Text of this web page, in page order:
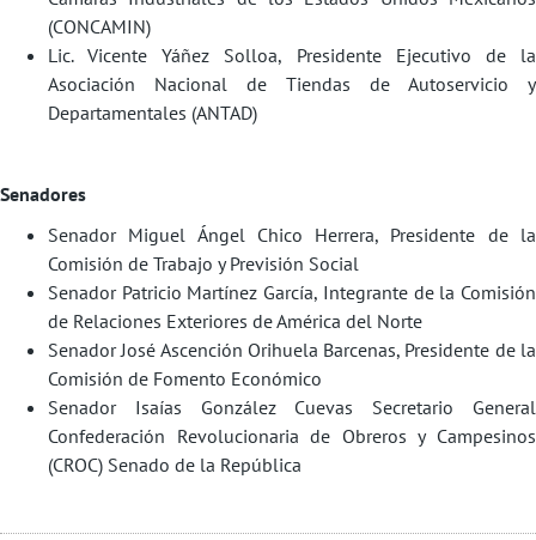
(CONCAMIN)
Lic. Vicente Yáñez Solloa, Presidente Ejecutivo de la
Asociación Nacional de Tiendas de Autoservicio y
Departamentales (ANTAD)
Senadores
Senador Miguel Ángel Chico Herrera, Presidente de la
Comisión de Trabajo y Previsión Social
Senador Patricio Martínez García, Integrante de la Comisión
de Relaciones Exteriores de América del Norte
Senador José Ascención Orihuela Barcenas, Presidente de la
Comisión de Fomento Económico
Senador Isaías González Cuevas Secretario General
Confederación Revolucionaria de Obreros y Campesinos
(CROC) Senado de la República